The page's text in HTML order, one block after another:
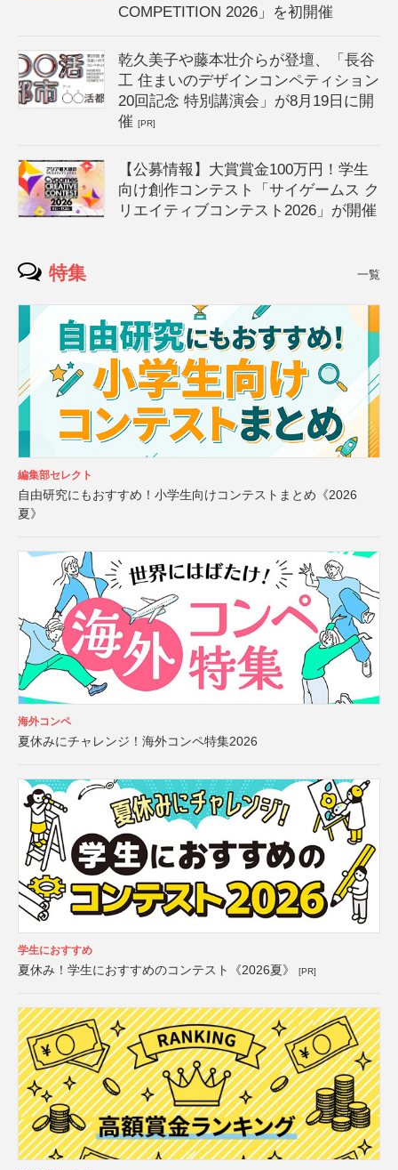
COMPETITION 2026」を初開催
乾久美子や藤本壮介らが登壇、「長谷
工 住まいのデザインコンペティション
20回記念 特別講演会」が8月19日に開
催[PR]
【公募情報】大賞賞金100万円！学生
向け創作コンテスト「サイゲームス ク
リエイティブコンテスト2026」が開催
特集 一覧
編集部セレクト
自由研究にもおすすめ！小学生向けコンテストまとめ《2026
夏》
海外コンペ
夏休みにチャレンジ！海外コンペ特集2026
学生におすすめ
夏休み！学生におすすめのコンテスト《2026夏》 [PR]